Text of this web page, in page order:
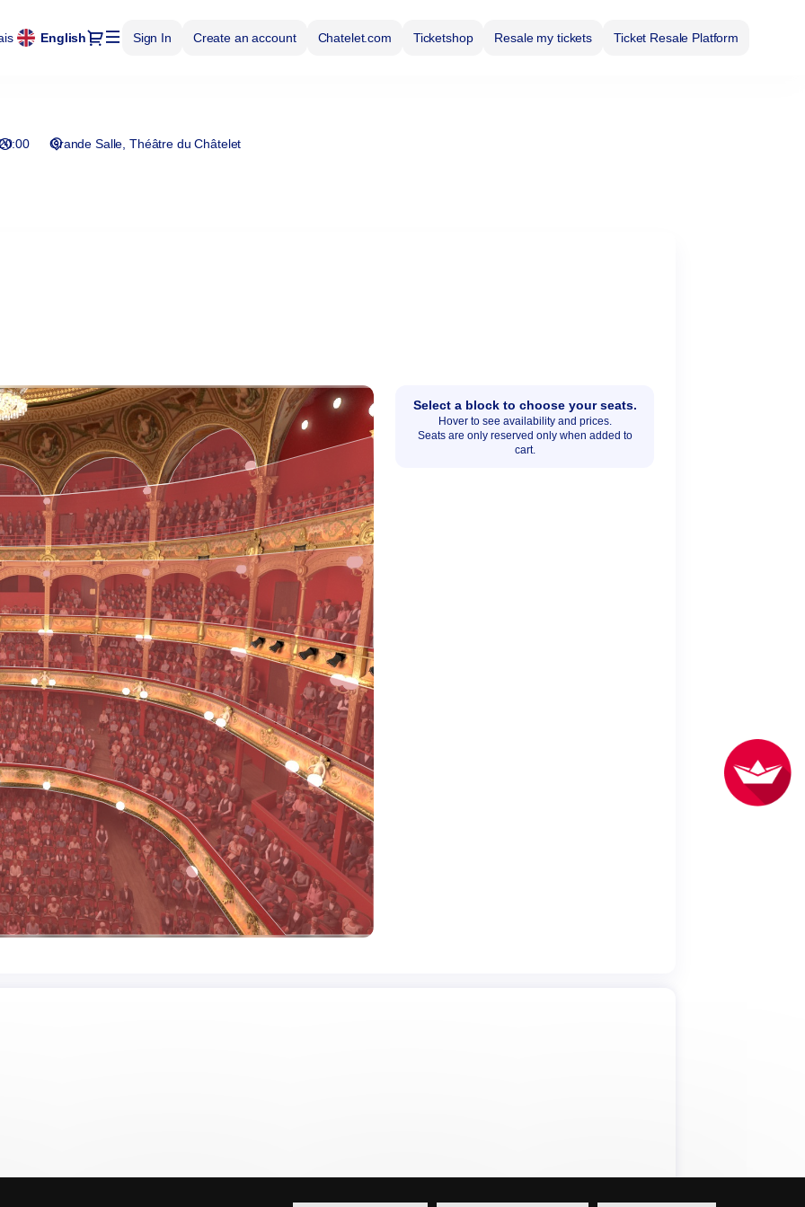
CurrentEnglish Dialog
Sign In Create an account Chatelet.com Ticketshop Resale my tickets Ticket Resale Platform
Grande Salle Théâtre du Châtelet
Select a block to choose your seats.
Hover to see availability and prices.
Seats are only reserved only when added to
cart.